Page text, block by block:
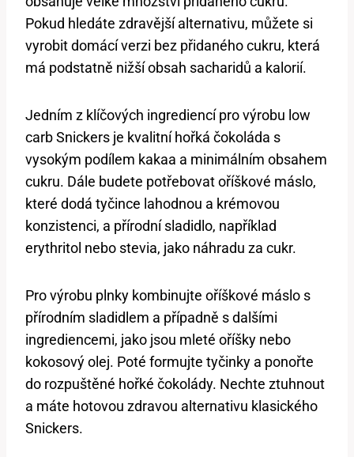
Pokud hledáte zdravější alternativu, můžete si
vyrobit domácí verzi bez přidaného cukru, která
má podstatně nižší obsah sacharidů a kalorií.
Jedním z klíčových ingrediencí pro výrobu low
carb Snickers je kvalitní hořká čokoláda s
vysokým podílem kakaa a minimálním obsahem
cukru. Dále budete potřebovat oříškové máslo,
které dodá tyčince lahodnou a krémovou
konzistenci, a přírodní sladidlo, například
erythritol nebo stevia, jako náhradu za cukr.
Pro výrobu plnky kombinujte oříškové máslo s
přírodním sladidlem a případně s dalšími
ingrediencemi, jako jsou mleté oříšky nebo
kokosový olej. Poté formujte tyčinky a ponořte
do rozpuštěné hořké čokolády. Nechte ztuhnout
a máte hotovou zdravou alternativu klasického
Snickers.